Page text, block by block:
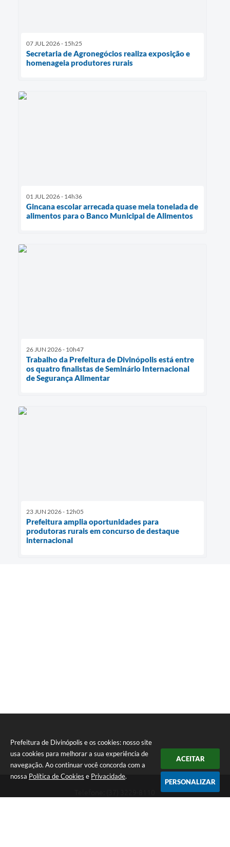
Prefeitura de Divinópolis e os cookies: nosso site
usa cookies para melhorar a sua experiência de
navegação. Ao continuar você concorda com a
nossa Política de Cookies e Privacidade.
ACEITAR
PERSONALIZAR
07 JUL 2026 - 15h25
Secretaria de Agronegócios realiza exposição e
homenageia produtores rurais
01 JUL 2026 - 14h36
Gincana escolar arrecada quase meia tonelada de
alimentos para o Banco Municipal de Alimentos
26 JUN 2026 - 10h47
Trabalho da Prefeitura de Divinópolis está entre
os quatro finalistas de Seminário Internacional
de Segurança Alimentar
23 JUN 2026 - 12h05
Prefeitura amplia oportunidades para
produtoras rurais em concurso de destaque
internacional